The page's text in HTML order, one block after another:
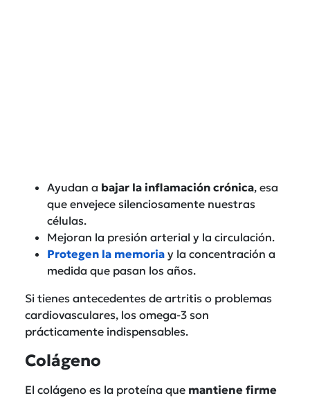
Ayudan a bajar la inflamación crónica, esa
que envejece silenciosamente nuestras
células.
Mejoran la presión arterial y la circulación.
Protegen la memoria y la concentración a
medida que pasan los años.
Si tienes antecedentes de artritis o problemas
cardiovasculares, los omega-3 son
prácticamente indispensables.
Colágeno
El colágeno es la proteína que mantiene firme